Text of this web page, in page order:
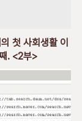
첫 사회생활 이
. <2부>